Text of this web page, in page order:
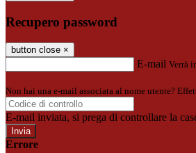
Recupero password
button close ×
E-mail Verrà
Non hai una e-mail associata al nome utente?
E-mail inviata, si prega di controllare la
Errore